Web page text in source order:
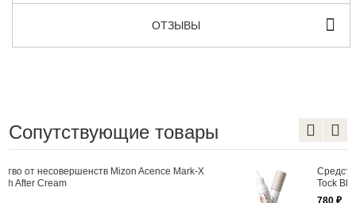
ОТЗЫВЫ
Сопутствующие товары
Средство от несовершенств Mizon Acence Tea Tree